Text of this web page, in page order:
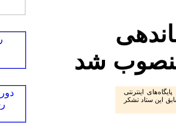
منصوب شد
اینترنتی
این ستاد تشکر